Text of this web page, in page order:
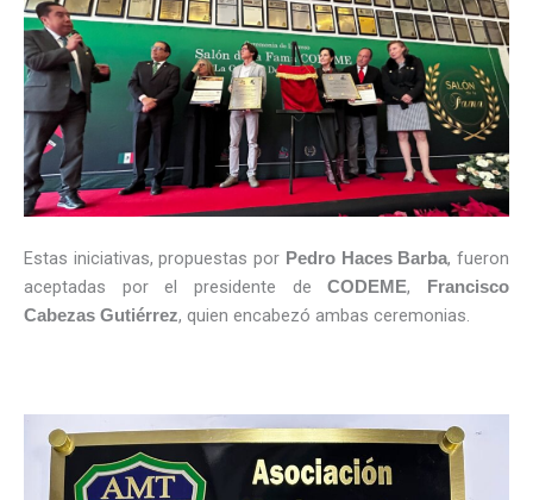
Estas iniciativas, propuestas por Pedro Haces Barba, fueron
aceptadas por el presidente deCODEME,
Francisco
Cabezas Gutiérrez, quien encabezó ambas ceremonias.